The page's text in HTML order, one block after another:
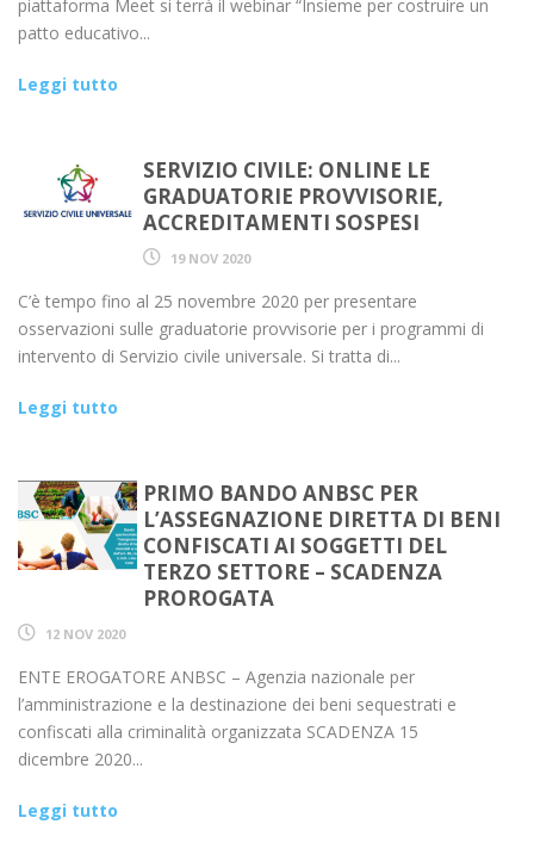
piattaforma Meet si terrà il webinar “Insieme per costruire un
patto educativo...
Leggi tutto
SERVIZIO CIVILE: ONLINE LE
GRADUATORIE PROVVISORIE,
ACCREDITAMENTI SOSPESI
19 NOV 2020
C’è tempo fino al 25 novembre 2020 per presentare
osservazioni sulle graduatorie provvisorie per i programmi di
intervento di Servizio civile universale. Si tratta di...
Leggi tutto
PRIMO BANDO ANBSC PER
L’ASSEGNAZIONE DIRETTA DI BENI
CONFISCATI AI SOGGETTI DEL
TERZO SETTORE – SCADENZA
PROROGATA
12 NOV 2020
ENTE EROGATORE ANBSC – Agenzia nazionale per
l’amministrazione e la destinazione dei beni sequestrati e
confiscati alla criminalità organizzata SCADENZA 15
dicembre 2020...
Leggi tutto